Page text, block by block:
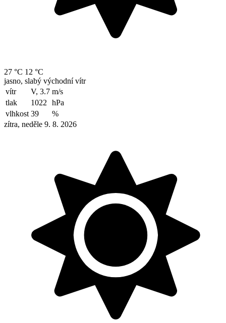
27 °C 12 °C
jasno, slabý východní vítr
vítr
V, 3.7 m/s
tlak
1022 hPa
vlhkost 39
%
zítra, neděle 9. 8. 2026